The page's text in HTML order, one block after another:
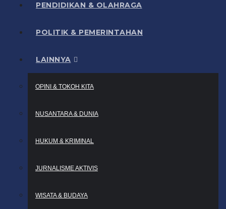
PENDIDIKAN & OLAHRAGA
POLITIK & PEMERINTAHAN
LAINNYA
OPINI & TOKOH KITA
NUSANTARA & DUNIA
HUKUM & KRIMINAL
JURNALISME AKTIVIS
WISATA & BUDAYA